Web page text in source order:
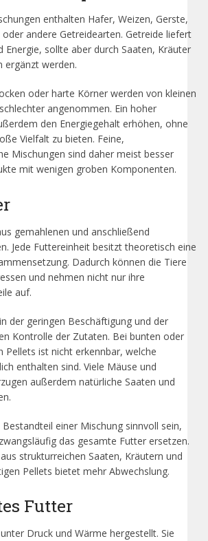
enthalten Hafer, Weizen, Gerste,
andere Getreidearten. Getreide liefert
Energie, sollte aber durch Saaten, Kräuter
ergänzt werden.
oder harte Körner werden von kleinen
angenommen. Ein hoher
den Energiegehalt erhöhen, ohne
Vielfalt zu bieten. Feine,
Mischungen sind daher meist besser
mit wenigen groben Komponenten.
gemahlenen und anschließend
Jede Futtereinheit besitzt theoretisch eine
Dadurch können die Tiere
und nehmen nicht nur ihre
auf.
der geringen Beschäftigung und der
Kontrolle der Zutaten. Bei bunten oder
Pellets ist nicht erkennbar, welche
enthalten sind. Viele Mäuse und
außerdem natürliche Saaten und
einer Mischung sinnvoll sein,
das gesamte Futter ersetzen.
strukturreichen Saaten, Kräutern und
Pellets bietet mehr Abwechslung.
Futter
Druck und Wärme hergestellt. Sie